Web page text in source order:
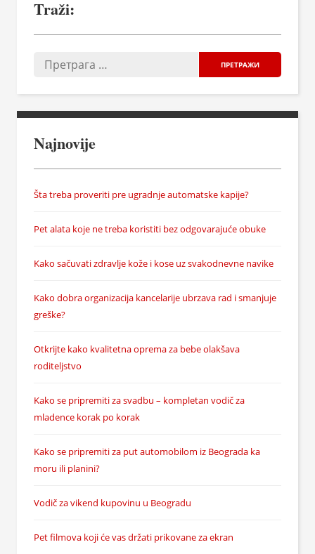
Traži:
Najnovije
Šta treba proveriti pre ugradnje automatske kapije?
Pet alata koje ne treba koristiti bez odgovarajuće obuke
Kako sačuvati zdravlje kože i kose uz svakodnevne navike
Kako dobra organizacija kancelarije ubrzava rad i smanjuje
greške?
Otkrijte kako kvalitetna oprema za bebe olakšava
roditeljstvo
Kako se pripremiti za svadbu – kompletan vodič za
mladence korak po korak
Kako se pripremiti za put automobilom iz Beograda ka
moru ili planini?
Vodič za vikend kupovinu u Beogradu
Pet filmova koji će vas držati prikovane za ekran